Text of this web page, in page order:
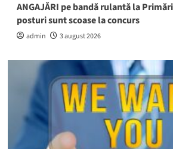
ANGAJĂRI pe bandă rulantă la
posturi sunt scoase la concurs
admin 3 august 2026